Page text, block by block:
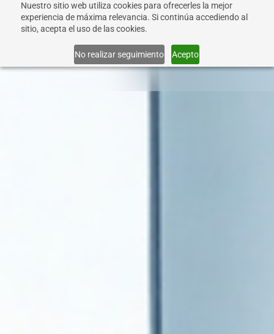
Nuestro sitio web utiliza cookies para ofrecerles la mejor
experiencia de máxima relevancia. Si continúa accediendo al
sitio, acepta el uso de las cookies.
No realizar seguimiento Acepto